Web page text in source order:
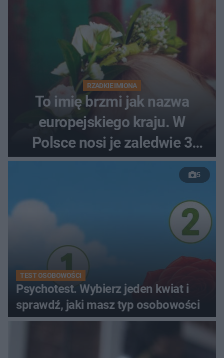
RZADKIE IMIONA
To imię brzmi jak nazwa
europejskiego kraju. W
Polsce nosi je zaledwie 3
kobiety
5
TEST OSOBOWOŚCI
Psychotest. Wybierz jeden kwiat i
sprawdź, jaki masz typ osobowości